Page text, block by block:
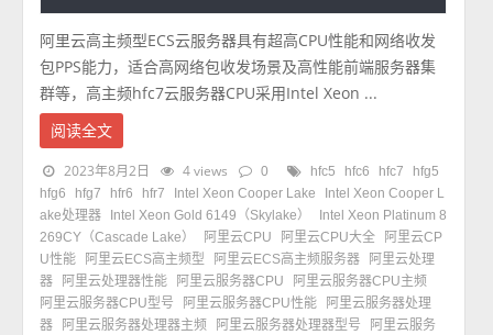
阿里云高主频型ECS云服务器具有超高CPU性能和网络收发
包PPS能力，适合高网络包收发场景及高性能前端服务器集
群等，高主频hfc7云服务器CPU采用Intel Xeon ...
阅读全文
2023年8月2日 4 views 0 hfc5 hfc6 hfc7
hfg5
hfg6
hfg7 hfr6 hfr7 Intel Xeon Cooper Lake
Intel Xeon Cooper L
ake处理器
Intel Xeon Gold 6149（Skylake）
Intel Xeon Platinum 8
269CY（Cascade Lake）
阿里云CPU 阿里云CPU大全
阿里云CP
U性能
阿里云ECS高主频型 阿里云ECS高主频服务器
阿里云处理
器
阿里云处理器性能 阿里云服务器CPU
阿里云服务器CPU主频
阿里云服务器CPU型号
阿里云服务器CPU性能
阿里云服务器处理
器
阿里云服务器处理器主频 阿里云服务器处理器型号
阿里云服务